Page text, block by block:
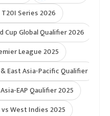
Series 2026
Cup Global Qualifier 2026
League 2025
East Asia-Pacific Qualifier
EAP Qaulifier 2025
West Indies 2025